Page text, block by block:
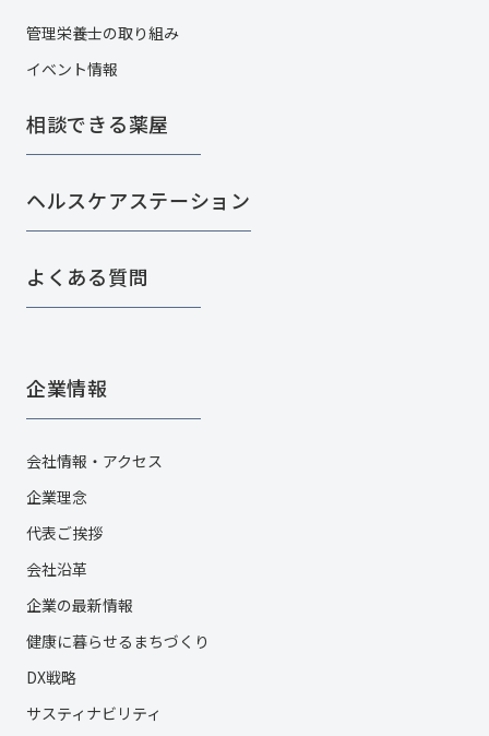
管理栄養士の取り組み
イベント情報
相談できる薬屋
ヘルスケアステーション
よくある質問
企業情報
会社情報・アクセス
企業理念
代表ご挨拶
会社沿革
企業の最新情報
健康に暮らせるまちづくり
DX戦略
サスティナビリティ